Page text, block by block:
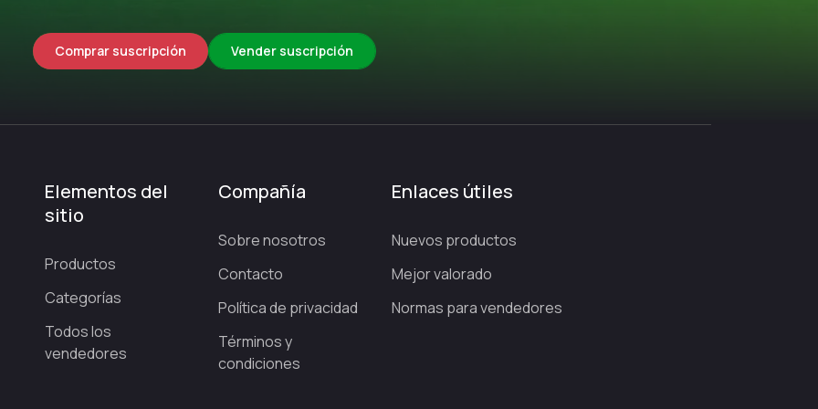
no incluye los 4 Grand Slams (Australian Open, Roland Garros, Wimbledon y US Open), ni torneos WTA ni Copa Davis
TV online?
la temporada, como Indian Wells, Miami, Madrid, Roma, Montecarlo, Cincinnati, Shanghái o París.
Barcelona, Basilea o Pekín.
repartidos por todo el calendario.
cierre de temporada con los ocho mejores del año.
te sirve o no:Roland Garros, Wimbledon, el US Open y el Abierto de Australia no están en Tennis TV.
separados, negociados torneo por torneo y país por país (en España, por ejemplo, reparten Eurosport, Movistar+ o
Comprar suscripción Vender suscripción
Elementos del
sitio
Productos
Categorías
Todos los
vendedores
Compañía
Sobre nosotros
Contacto
Política de privacidad
Términos y
condiciones
Enlaces útiles
Nuevos productos
Mejor valorado
Normas para vendedores